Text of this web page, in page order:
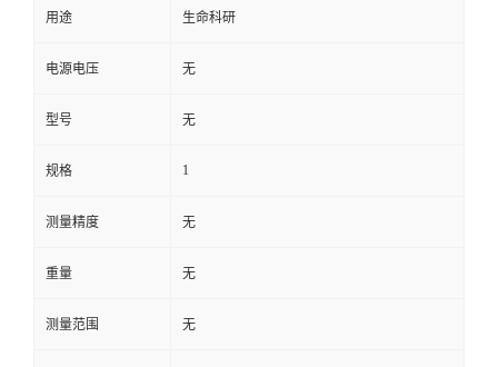
用途 生命科研
电源电压 无
型号 无
规格 1
测量精度 无
重量 无
测量范围 无